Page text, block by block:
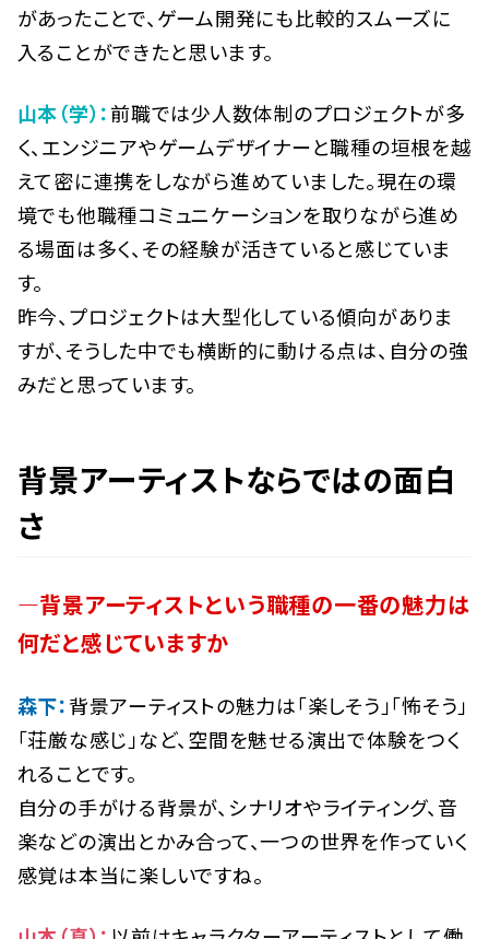
があったことで、ゲーム開発にも比較的スムーズに
入ることができたと思います。
山本（学）：前職では少人数体制のプロジェクトが多
く、エンジニアやゲームデザイナーと職種の垣根を越
えて密に連携をしながら進めていました。現在の環
境でも他職種コミュニケーションを取りながら進め
る場面は多く、その経験が活きていると感じていま
す。
昨今、プロジェクトは大型化している傾向がありま
すが、そうした中でも横断的に動ける点は、自分の強
みだと思っています。
背景アーティストならではの面白
さ
―背景アーティストという職種の一番の魅力は
何だと感じていますか
森下：背景アーティストの魅力は「楽しそう」「怖そう」
「荘厳な感じ」など、空間を魅せる演出で体験をつく
れることです。
自分の手がける背景が、シナリオやライティング、音
楽などの演出とかみ合って、一つの世界を作っていく
感覚は本当に楽しいですね。